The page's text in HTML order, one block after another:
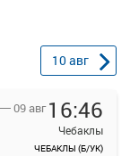
10авг
09 авг 16:46
Чебаклы
ЧЕБАКЛЫ (Б/УК)